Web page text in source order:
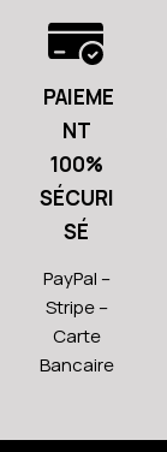
PAIEME
NT
100%
SÉCURI
SÉ
PayPal –
Stripe –
Carte
Bancaire